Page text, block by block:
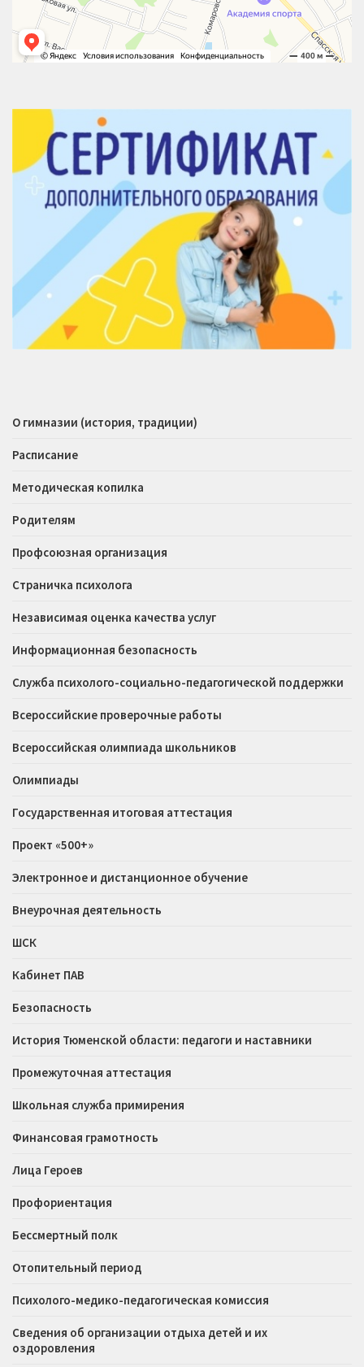
О гимназии (история, традиции)
Расписание
Методическая копилка
Родителям
Профсоюзная организация
Страничка психолога
Независимая оценка качества услуг
Информационная безопасность
Служба психолого-социально-педагогической поддержки
Всероссийские проверочные работы
Всероссийская олимпиада школьников
Олимпиады
Государственная итоговая аттестация
Проект «500+»
Электронное и дистанционное обучение
Внеурочная деятельность
ШСК
Кабинет ПАВ
Безопасность
История Тюменской области: педагоги и наставники
Промежуточная аттестация
Школьная служба примирения
Финансовая грамотность
Лица Героев
Профориентация
Бессмертный полк
Отопительный период
Психолого-медико-педагогическая комиссия
Сведения об организации отдыха детей и их
оздоровления